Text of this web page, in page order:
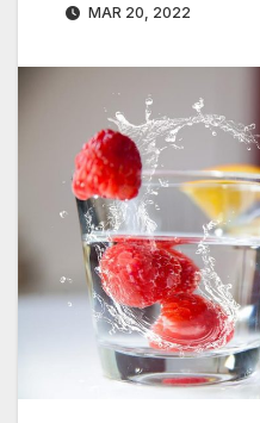
MAR 20, 2022